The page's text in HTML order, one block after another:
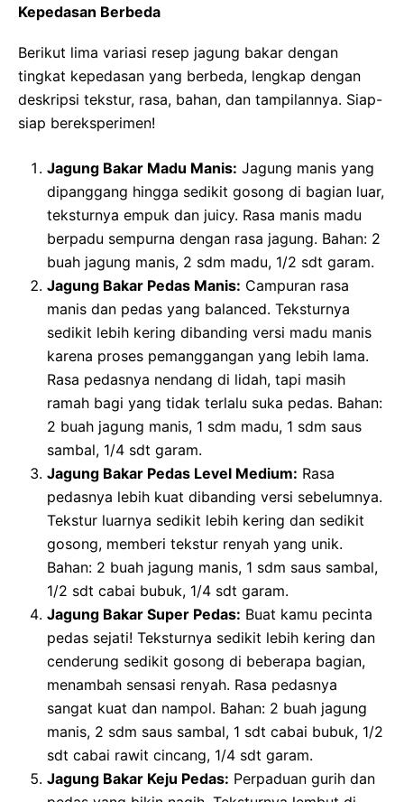
Kepedasan Berbeda
Berikut lima variasi resep jagung bakar dengan
tingkat kepedasan yang berbeda, lengkap dengan
deskripsi tekstur, rasa, bahan, dan tampilannya. Siap-
siap bereksperimen!
Jagung Bakar Madu Manis: Jagung manis yang
dipanggang hingga sedikit gosong di bagian luar,
teksturnya empuk dan juicy. Rasa manis madu
berpadu sempurna dengan rasa jagung. Bahan: 2
buah jagung manis, 2 sdm madu, 1/2 sdt garam.
Jagung Bakar Pedas Manis: Campuran rasa
manis dan pedas yang balanced. Teksturnya
sedikit lebih kering dibanding versi madu manis
karena proses pemanggangan yang lebih lama.
Rasa pedasnya nendang di lidah, tapi masih
ramah bagi yang tidak terlalu suka pedas. Bahan:
2 buah jagung manis, 1 sdm madu, 1 sdm saus
sambal, 1/4 sdt garam.
Jagung Bakar Pedas Level Medium: Rasa
pedasnya lebih kuat dibanding versi sebelumnya.
Tekstur luarnya sedikit lebih kering dan sedikit
gosong, memberi tekstur renyah yang unik.
Bahan: 2 buah jagung manis, 1 sdm saus sambal,
1/2 sdt cabai bubuk, 1/4 sdt garam.
Jagung Bakar Super Pedas: Buat kamu pecinta
pedas sejati! Teksturnya sedikit lebih kering dan
cenderung sedikit gosong di beberapa bagian,
menambah sensasi renyah. Rasa pedasnya
sangat kuat dan nampol. Bahan: 2 buah jagung
manis, 2 sdm saus sambal, 1 sdt cabai bubuk, 1/2
sdt cabai rawit cincang, 1/4 sdt garam.
Jagung Bakar Keju Pedas: Perpaduan gurih dan